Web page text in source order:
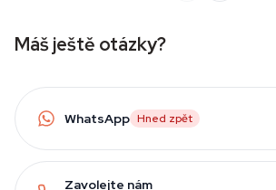
Máš ještě otázky?
WhatsApp Hned zpět
Zavolejte nám